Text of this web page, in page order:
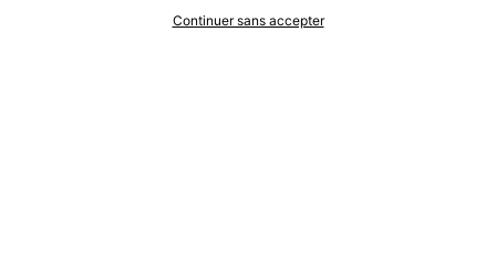
bouton « Accepter » dans la bannière sur bonprix.fr . Les
Continuer sans accepter